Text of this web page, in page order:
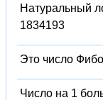
Натуральный
1834193
Это число
Число на 1